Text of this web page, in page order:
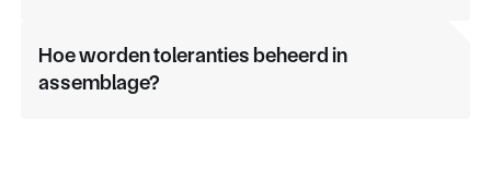
Hoe worden toleranties beheerd in
assemblage?